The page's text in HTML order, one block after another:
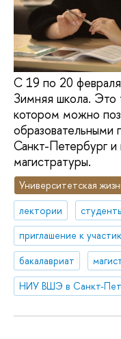
С 19 по 20
Зимняя школа. Это
котором можно
Санкт-Петербург
магистратуры.
Университетская
лектории
приглашение к
бакалавриат
НИУ ВШЭ в Санкт-